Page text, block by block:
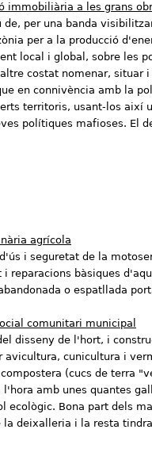
immobiliària a les grans
de, per una banda
per a la producció
local i global, sobre les
costat nomenar, situar
en connivència amb la
territoris, usant-los així
polítiques mafioses. El
agrícola
i seguretat de la
reparacions bàsiques
o espatllada
comunitari municipal
disseny de l'hort, i
avicultura, cunicultura i
(cucs de terra
amb unes quantes
ecològic. Bona part dels
deixalleria i la resta